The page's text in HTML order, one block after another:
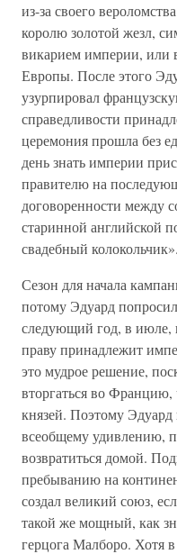
из-за своего
королю золотой жезл,
викарием империи, или
Европы. После этого
узурпировал
справедливости
церемония прошла без
день знать империи
правителю на
договоренности между
старинной английской
свадебный колокольчик».
Сезон для начала
потому Эдуард
следующий год, в июле,
праву принадлежит
это мудрое решение,
вторгаться во Францию,
князей. Поэтому Эдуард
всеобщему удивлению,
возвратиться домой.
пребыванию на
создал великий союз,
такой же мощный, как
герцога Малборо. Хотя